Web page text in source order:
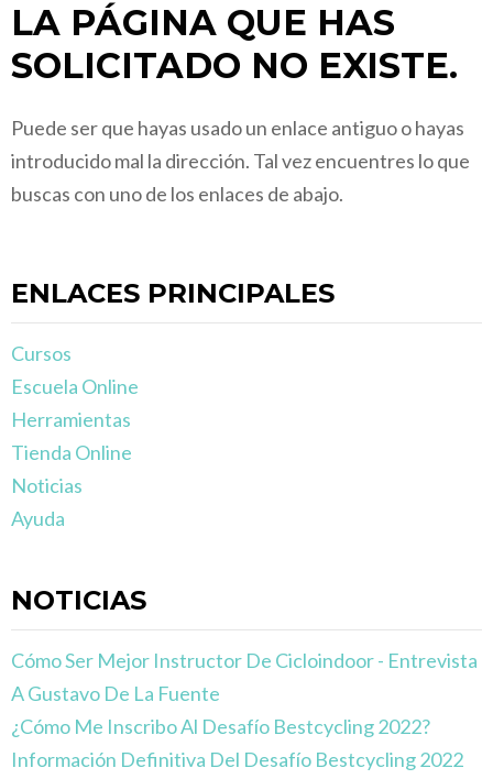
LA PÁGINA QUE HAS
SOLICITADO NO EXISTE.
Puede ser que hayas usado un enlace antiguo o hayas
introducido mal la dirección. Tal vez encuentres lo que
buscas con uno de los enlaces de abajo.
ENLACES PRINCIPALES
Cursos
Escuela Online
Herramientas
Tienda Online
Noticias
Ayuda
NOTICIAS
Cómo Ser Mejor Instructor De Cicloindoor - Entrevista
A Gustavo De La Fuente
¿Cómo Me Inscribo Al Desafío Bestcycling 2022?
Información Definitiva Del Desafío Bestcycling 2022